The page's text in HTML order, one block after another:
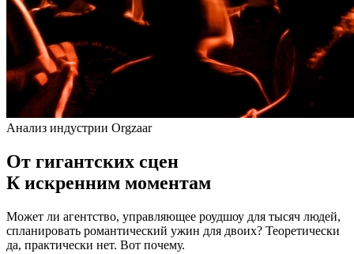
Анализ индустрии Orgzaar
От гигантских сцен
К искренним моментам
Может ли агентство, управляющее роудшоу для тысяч людей,
спланировать романтический ужин для двоих? Теоретически
да, практически нет. Вот почему.